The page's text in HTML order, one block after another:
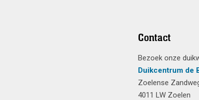
Contact
Bezoek onze
Duikcentrum de
Zoelense
4011 LW Zoelen